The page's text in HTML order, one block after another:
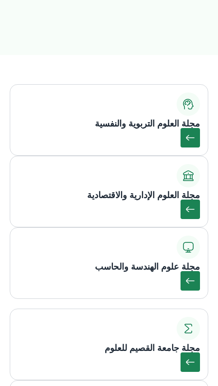
مجلة العلوم التربوية والنفسية
مجلة العلوم الإدارية والاقتصادية
مجلة علوم الهندسة والحاسب
مجلة جامعة القصيم للعلوم